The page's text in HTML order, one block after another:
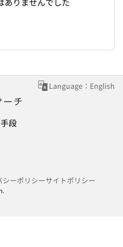
Language：English
段
シーポリシーサイトポリシー